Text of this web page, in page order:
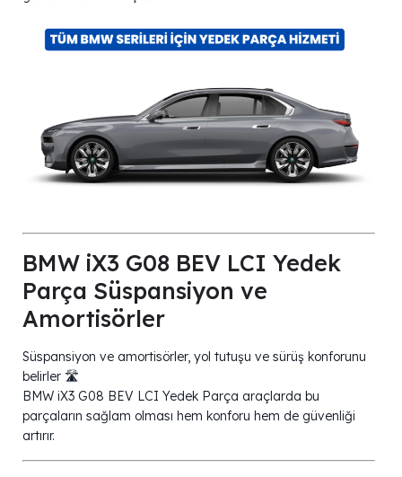
BMW iX3 G08 BEV LCI Yedek
Parça Süspansiyon ve
Amortisörler
Süspansiyon ve amortisörler, yol tutuşu ve sürüş konforunu
belirler 🛣️
BMW iX3 G08 BEV LCI Yedek Parça araçlarda bu
parçaların sağlam olması hem konforu hem de güvenliği
artırır.